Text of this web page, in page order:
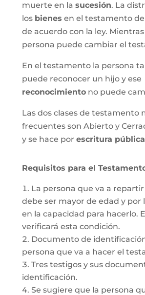
muerte en la sucesión. La
los bienes en el testamento
de acuerdo con la ley. Mientras
persona puede cambiar el
En el testamento la persona
puede reconocer un hijo y ese
reconocimientono puede
Las dos clases de testamento
frecuentes son Abierto y
y se hace por escritura pública
Requisitos para el
La persona que va a
debe ser mayor de edad y por
en la capacidad para hacerlo.
verificará esta condición.
Documento de
persona que va a hacer el
Tres testigos y sus
identificación.
Se sugiere que la persona